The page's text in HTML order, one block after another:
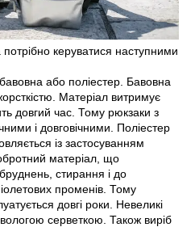
керуватися наступними
або поліестер. Бавовна
Матеріал витримує
довгий час. Тому рюкзаки з
і довговічними. Поліестер
із застосуванням
матеріал, що
стирання і до
променів. Тому
довгі роки. Невеликі
серветкою. Також виріб